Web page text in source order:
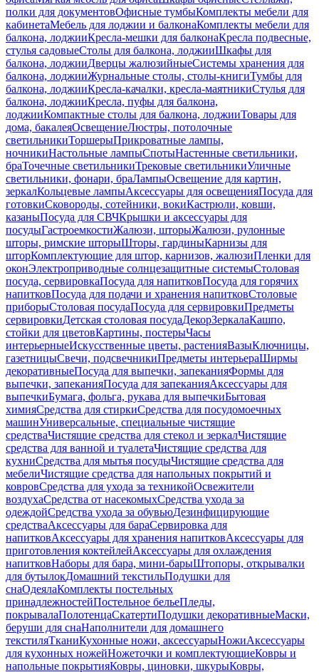
полки для документовОфисные тумбыКомплекты мебели для
кабинетаМебель для лоджии и балконаКомплекты мебели для
балкона, лоджииКресла-мешки для балконаКресла подвесные,
стулья садовыеСтолы для балкона, лоджииШкафы для
балкона, лоджииДверцы жалюзийныеСистемы хранения для
балкона, лоджииЖурнальные столы, столы-книгиТумбы для
балкона, лоджииКресла-качалки, кресла-маятникиСтулья для
балкона, лоджииКресла, пуфы для балкона,
лоджииКомпактные столы для балкона, лоджииТовары для
дома, бакалеяОсвещениеЛюстры, потолочные
светильникиТоршерыПрикроватные лампы,
ночникиНастольные лампыСпотыНастенные светильники,
браТочечные светильникиТрековые светильникиУличные
светильники, фонари, браЛампыОсвещение для картин,
зеркалКольцевые лампыАксессуары для освещенияПосуда для
готовкиСковороды, сотейники, вокиКастрюли, ковши,
казаныПосуда для СВЧКрышки и аксессуары для
посудыГастроемкостиЖалюзи, шторыЖалюзи, рулонные
шторы, римские шторыШторы, гардиныКарнизы для
шторКомплектующие для штор, карнизов, жалюзиПленки для
оконЭлектроприводные солнцезащитные системыСтоловая
посуда, сервировкаПосуда для напитковПосуда для горячих
напитковПосуда для подачи и хранения напитковСтоловые
приборыСтоловая посудаПосуда для сервировкиПредметы
сервировкиДетская столовая посудаДекорЗеркалаКашпо,
стойки для цветовКартины, постерыЧасы
интерьерныеИскусственные цветы, растенияВазыКлючницы,
газетницыСвечи, подсвечникиПредметы интерьераШирмы
декоративныеПосуда для выпечки, запеканияФормы для
выпечки, запеканияПосуда для запеканияАксессуары для
выпечкиБумага, фольга, рукава для выпечкиБытовая
химияСредства для стиркиСредства для посудомоечных
машинУниверсальные, специальные чистящие
средстваЧистящие средства для стекол и зеркалЧистящие
средства для ванной и туалетаЧистящие средства для
кухниСредства для мытья посудыЧистящие средства для
мебелиЧистящие средства для напольных покрытий и
ковровСредства для ухода за техникойОсвежители
воздухаСредства от насекомыхСредства ухода за
одеждойСредства ухода за обувьюДезинфицирующие
средстваАксессуары для бараСервировка для
напитковАксессуары для хранения напитковАксессуары для
приготовления коктейлейАксессуары для охлаждения
напитковНаборы для бара, мини-барыШтопоры, открывалки
для бутылокДомашний текстильПодушки для
снаОдеялаКомплекты постельных
принадлежностейПостельное бельеПледы,
покрывалаПолотенцаСкатертиПодушки декоративныеМаски,
беруши для снаНаполнители для домашнего
текстиляТканиКухонные ножи, аксессуарыНожиАксессуары
для кухонных ножейНожеточки и комплектующиеКовры и
напольные покрытияКовры, циновки, шкурыКовры,